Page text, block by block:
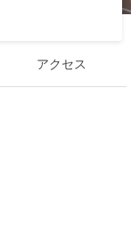
アクセス